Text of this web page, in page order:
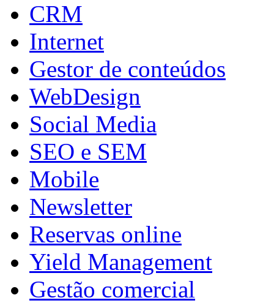
CRM
Internet
Gestor de conteúdos
WebDesign
Social Media
SEO e SEM
Mobile
Newsletter
Reservas online
Yield Management
Gestão comercial